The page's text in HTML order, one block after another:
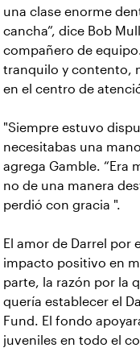
una clase enorme
cancha”, dice Bob
compañero de
tranquilo y contento,
en el centro de
"Siempre estuvo
necesitabas una
agrega Gamble. “Era
no de una manera
perdió con gracia ".
El amor de Darrel por
impacto positivo en
parte, la razón por la
quería establecer el
Fund. El fondo
juveniles en todo el